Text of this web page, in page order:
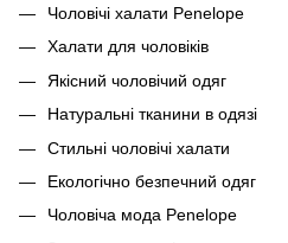
Чоловічі халати Penelope
Халати для чоловіків
Якісний чоловічий одяг
Натуральні тканини в одязі
Стильні чоловічі халати
Екологічно безпечний одяг
Чоловіча мода Penelope